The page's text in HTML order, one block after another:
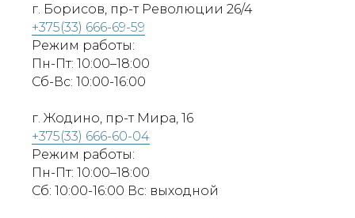
г. Борисов, пр-т Революции 26/4
+375(33) 666-69-59
Режим работы:
Пн-Пт: 10:00–18:00
Сб-Вс: 10:00-16:00
г. Жодино, пр-т Мира, 16
+375(33) 666-60-04
Режим работы:
Пн-Пт: 10:00–18:00
Сб: 10:00-16:00 Вс: выходной